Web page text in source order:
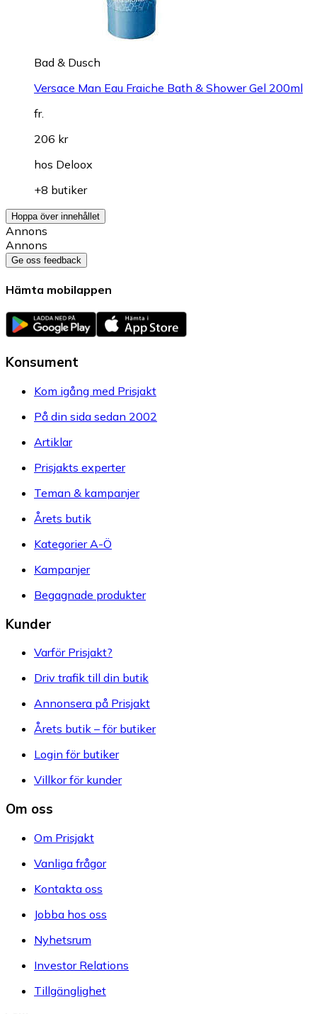
Bad & Dusch
Versace Man Eau Fraiche Bath & Shower Gel 200ml
fr.
206 kr
hos Deloox
+8 butiker
Hoppa över innehållet
Annons
Annons
Ge oss feedback
Hämta mobilappen
Konsument
Kom igång med Prisjakt
På din sida sedan 2002
Artiklar
Prisjakts experter
Teman & kampanjer
Årets butik
Kategorier A-Ö
Kampanjer
Begagnade produkter
Kunder
Varför Prisjakt?
Driv trafik till din butik
Annonsera på Prisjakt
Årets butik – för butiker
Login för butiker
Villkor för kunder
Om oss
Om Prisjakt
Vanliga frågor
Kontakta oss
Jobba hos oss
Nyhetsrum
Investor Relations
Tillgänglighet